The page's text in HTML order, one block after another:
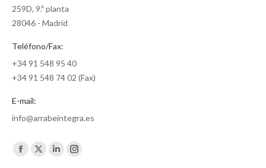
259D, 9.ª planta
28046 - Madrid
Teléfono/Fax:
+34 91 548 95 40
+34 91 548 74 02 (Fax)
E-mail:
info@arrabeintegra.es
Encuéntranos en:
Facebook
X
LinkedinInstagram